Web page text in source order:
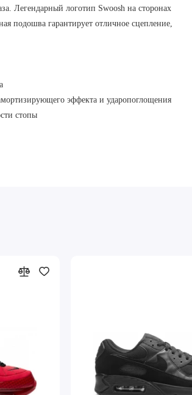
Легендарный логотип Swoosh на сторонах
подошва гарантирует отличное сцепление,
эффекта и ударопоглощения
стопы